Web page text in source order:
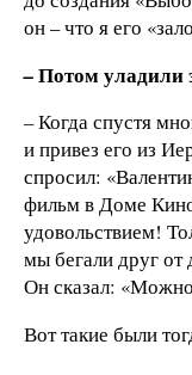
он – что я его
–Потом уладили
–Когда спустя
и привез его из
спросил:
фильм в Доме
удовольствием!
мы бегали друг от
Он сказал:
Вот такие были